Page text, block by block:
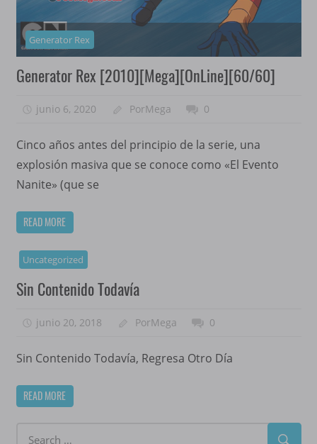
Generator Rex
Generator Rex [2010][Mega][OnLine][60/60]
junio 6, 2020 PorMega 0
Cinco años antes del principio de la serie, una
explosión masiva que se conoce como «El Evento
Nanite» (que se
READ MORE
Uncategorized
Sin Contenido Todavía
junio 20, 2018 PorMega 0
Sin Contenido Todavía, Regresa Otro Día
READ MORE